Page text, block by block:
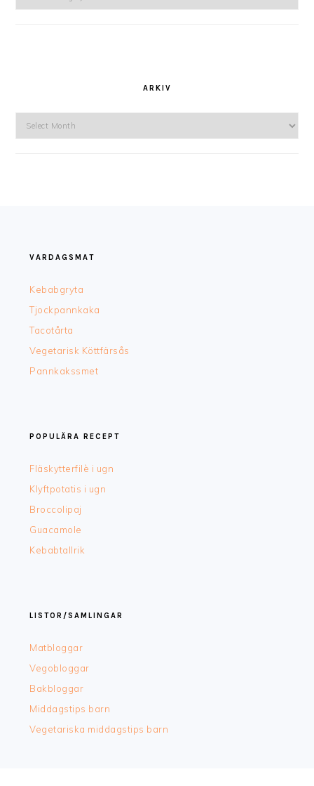
ARKIV
VARDAGSMAT
Kebabgryta
Tjockpannkaka
Tacotårta
Vegetarisk Köttfärsås
Pannkakssmet
POPULÄRA RECEPT
Fläskytterfilè i ugn
Klyftpotatis i ugn
Broccolipaj
Guacamole
Kebabtallrik
LISTOR/SAMLINGAR
Matbloggar
Vegobloggar
Bakbloggar
Middagstips barn
Vegetariska middagstips barn